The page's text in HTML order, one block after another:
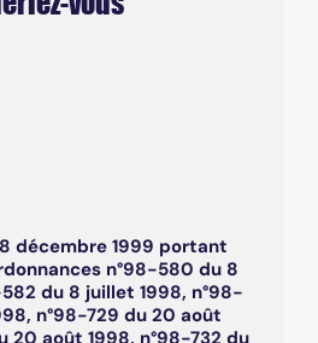
décembre 1999 portant
n°98-580 du 8
du 8 juillet 1998, n°98-
n°98-729 du 20 août